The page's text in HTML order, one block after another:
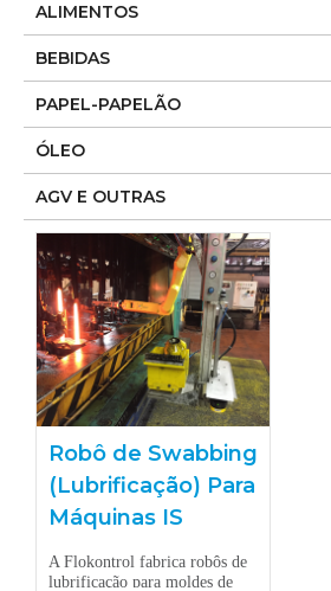
ALIMENTOS
BEBIDAS
PAPEL-PAPELÃO
ÓLEO
AGV E OUTRAS
Robô de Swabbing
(Lubrificação) Para
Máquinas IS
A Flokontrol fabrica robôs de
lubrificação para moldes de